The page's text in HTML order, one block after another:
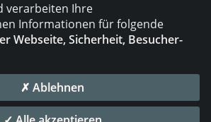
© 2026 DVS Media GmbH
verarbeiten Ihre
Informationen für folgende
Webseite, Sicherheit, Besucher-
✗ Ablehnen